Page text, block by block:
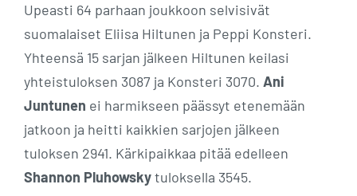
Upeasti 64 parhaan joukkoon selvisivät
suomalaiset Eliisa Hiltunen ja Peppi Konsteri.
Yhteensä 15 sarjan jälkeen Hiltunen keilasi
yhteistuloksen 3087 ja Konsteri 3070. Ani
Juntunen ei harmikseen päässyt etenemään
jatkoon ja heitti kaikkien sarjojen jälkeen
tuloksen 2941. Kärkipaikkaa pitää edelleen
Shannon Pluhowskytuloksella 3545.